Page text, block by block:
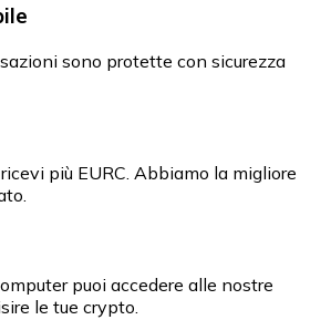
sono protette con sicurezza
più EURC. Abbiamo la migliore
puoi accedere alle nostre
le tue crypto.